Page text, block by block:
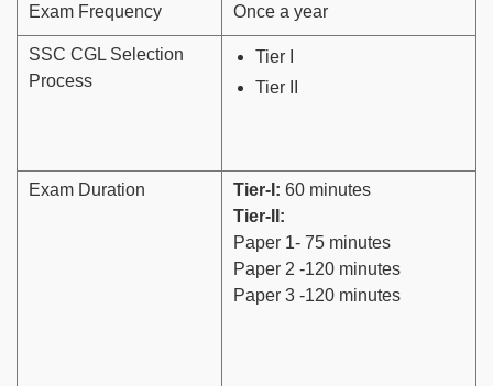
Exam Frequency Once a year
SSC CGL Selection
Process
Tier I
Tier II
Exam Duration Tier-I: 60 minutes
Tier-II:
Paper 1- 75 minutes
Paper 2 -120 minutes
Paper 3 -120 minutes